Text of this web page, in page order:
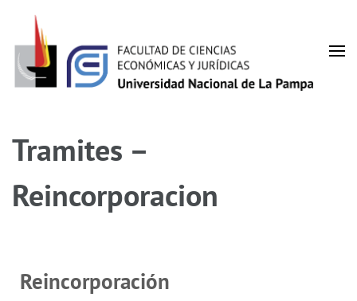
Tramites –
Reincorporacion
Reincorporación